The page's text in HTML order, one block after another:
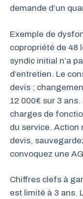
demande d’un
Exemple de
copropriété de 48
syndic initial n’a
d’entretien. Le
devis ;
12 000€ sur 3
charges de
du service. Action
devis,
convoquez une
Chiffres clefs à
est limité à 3 ans.